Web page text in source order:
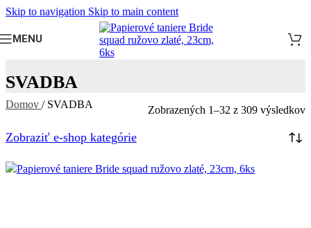
Skip to navigation Skip to main content
MENU
SVADBA
Domov / SVADBA Zobrazených 1–32 z 309 výsledkov
Zobraziť e-shop kategórie